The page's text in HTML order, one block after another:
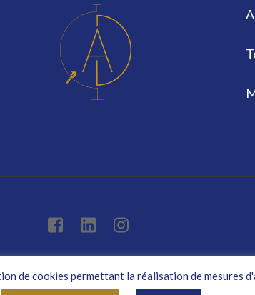
de cookies permettant la réalisation de mesures